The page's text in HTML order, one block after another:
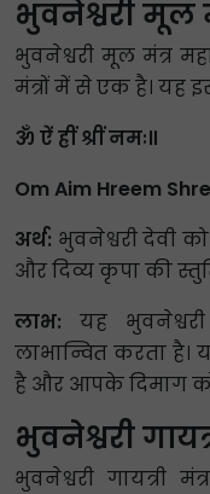
भुवनेश्वरी मूल
भुवनेश्वरी मूल मंत्र
मंत्रों में से एक है। यह
ॐ ऐं ह्रीं श्रीं नमः॥
Om Aim Hreem
अर्थ: भुवनेश्वरी देवी
और दिव्य कृपा की
लाभ: यह
लाभान्वित करता
है और आपके दिमाग
भुवनेश्वरी
भुवनेश्वरी गायत्री